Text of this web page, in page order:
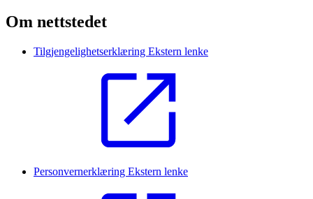
Om nettstedet
Tilgjengelighetserklæring Ekstern lenke
Personvernerklæring Ekstern lenke